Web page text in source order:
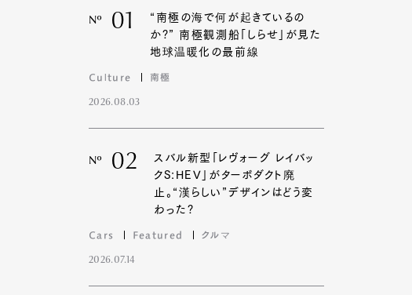
Nº 01
“南極の海で何が起きているの
か?” 南極観測船「しらせ」が見た
地球温暖化の最前線
Culture 南極
2026.08.03
Nº 02
スバル新型「レヴォーグ レイバッ
クS:HEV」がターボダクト廃
止。“漢らしい”デザインはどう変
わった?
Cars Featured クルマ
2026.07.14